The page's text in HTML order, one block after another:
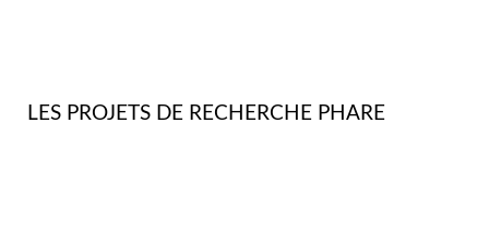
LES PROJETS DE RECHERCHE PHARE